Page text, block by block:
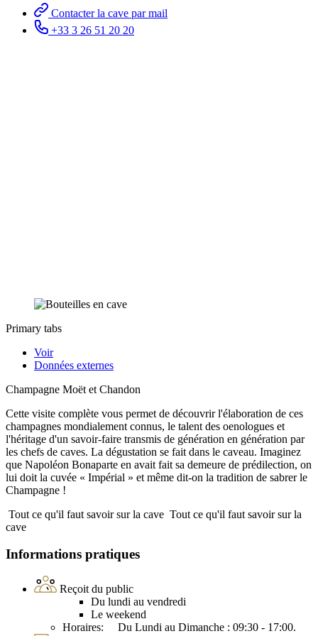
Contacter la cave par mail
+33 3 26 51 20 20
Primary tabs
Voir
Données externes
Champagne Moët et Chandon
Cette visite complète vous permet de découvrir l'élaboration de ces
champagnes mondialement connus, le talent des oenologues et
l'héritage d'un savoir-faire transmis de génération en génération par
les chefs de caves. La dégustation se fait dans le caveau. Imaginez
que Napoléon Bonaparte en avait fait sa demeure de prédilection, on
lui doit la cuvée « Impérial » et même dit-on la tradition de sabrer le
Champagne !
Tout ce qu'il faut savoir sur la cave Tout ce qu'il faut savoir sur la
cave
Informations pratiques
Reçoit du public
Du lundi au vendredi
Le weekend
Horaires: Du Lundi au Dimanche : 09:30 - 17:00.